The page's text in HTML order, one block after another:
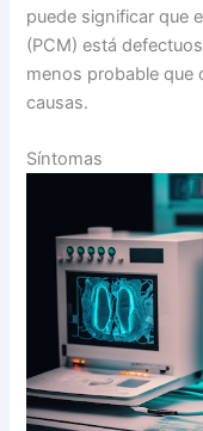
puede significar que
(PCM) está
menos probable que
causas.
Síntomas